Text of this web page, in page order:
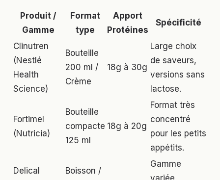
Produit /
Gamme
Format
type
Apport
Protéines
Spécificité
Clinutren
(Nestlé
Health
Science)
Bouteille
200 ml /
Crème
18g à 30g
Large choix
de saveurs,
versions sans
lactose.
Fortimel
(Nutricia)
Bouteille
compacte
125 ml
18g à 20g
Format très
concentré
pour les petits
appétits.
Delical
Boisson /
Gamme